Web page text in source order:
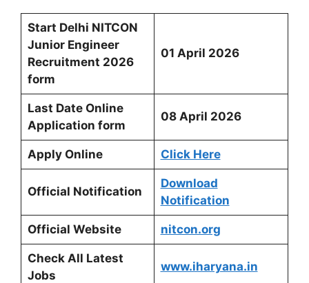
Start Delhi NITCON
Junior Engineer
Recruitment 2026
form
01 April 2026
Last Date Online
Application form
08 April 2026
Apply Online Click Here
Official Notification
Download
Notification
Official Website nitcon.org
Check All Latest
Jobs
www.iharyana.in